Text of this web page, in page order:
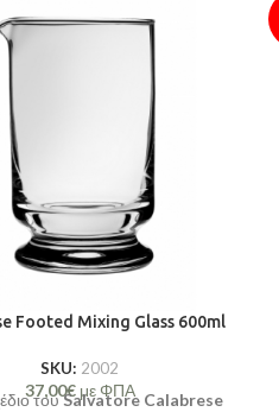
Footed Mixing Glass 600ml
SKU: 2002
37,00€με ΦΠΑ
τουSalvatore Calabrese